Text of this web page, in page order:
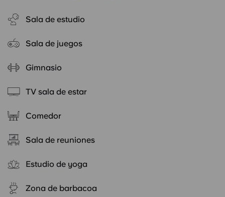
Sala de estudio
Sala de juegos
Gimnasio
TV sala de estar
Comedor
Sala de reuniones
Estudio de yoga
Zona de barbacoa